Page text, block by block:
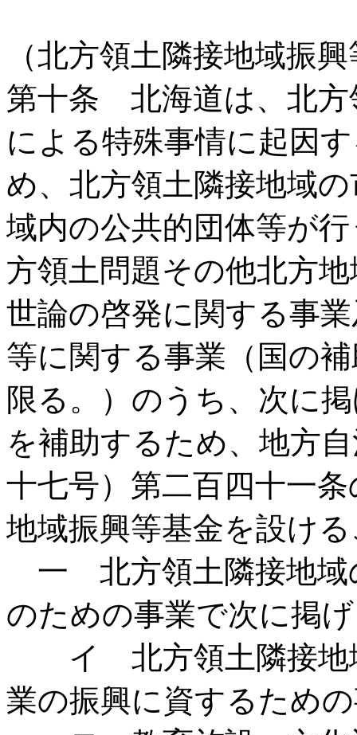
（北方領土隣接地域振
第十条 北海道は、北方
による特殊事情に起因
め、北方領土隣接地域
域内の公共的団体等が
方領土問題その他北方
世論の啓発に関する事
等に関する事業（国の
限る。）のうち、次に
を補助するため、地方
十七号）第二百四十一
地域振興等基金を設け
一 北方領土隣接地域
のための事業で次に掲
イ 北方領土隣接地
業の振興に資するため